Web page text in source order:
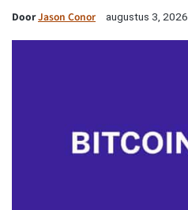
DoorJason Conor augustus 3, 2026